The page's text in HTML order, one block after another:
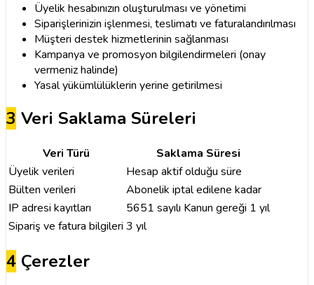
Üyelik hesabınızın oluşturulması ve yönetimi
Siparişlerinizin işlenmesi, teslimatı ve faturalandırılması
Müşteri destek hizmetlerinin sağlanması
Kampanya ve promosyon bilgilendirmeleri (onay
vermeniz halinde)
Yasal yükümlülüklerin yerine getirilmesi
3 Veri Saklama Süreleri
Veri Türü
Saklama Süresi
Üyelik verileri
Hesap aktif olduğu süre
Bülten verileri
Abonelik iptal edilene kadar
IP adresi kayıtları
5651 sayılı Kanun gereği 1 yıl
Sipariş ve fatura bilgileri 3 yıl
4 Çerezler